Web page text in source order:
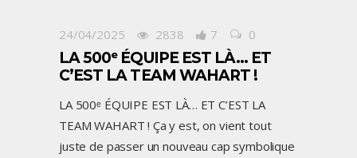
24/04/2025 2838 7 0
LA 500ᵉ ÉQUIPE EST LÀ… ET
C’EST LA TEAM WAHART !
LA 500ᵉ ÉQUIPE EST LÀ… ET C’EST LA
TEAM WAHART ! Ça y est, on vient tout
juste de passer un nouveau cap symbolique